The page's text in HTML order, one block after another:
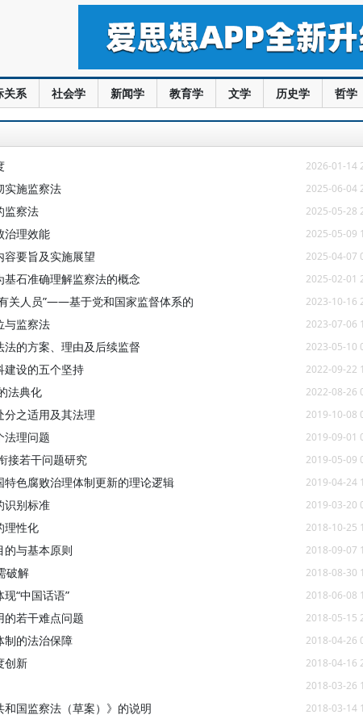
关系 社会学 新闻学 教育学 文学 历史学 哲学
2026-01-14
实施监察法 2025-06-04
监察法 2025-05-28
治理效能 2025-05-09
要旨及实施展望 2025-04-07
石准确理解监察法的概念 2025-02-01
关人员”——基于党和国家监督体系的 2023-10-16
与监察法 2023-07-06
的方案、理由及后续监督 2023-05-10
建设的五个坚持 2022-09-22
法典化 2022-08-26
之适用及其法理 2019-10-08
法理问题 2019-09-01
接若干问题研究 2019-05-09
色腐败治理体制更新的理论逻辑 2019-04-24
识别标准 2019-03-20
理性化 2018-10-25
的与基本原则 2018-09-07
破解 2018-08-30
“中国话语” 2018-06-08
的若干难点问题 2018-05-15
制的法治保障 2018-04-26
创新 2018-04-16
2018-03-26
国监察法（草案）》的说明 2018-03-14